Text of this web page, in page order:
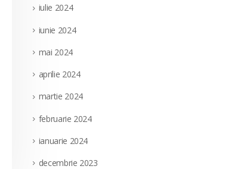
iulie 2024
iunie 2024
mai 2024
aprilie 2024
martie 2024
februarie 2024
ianuarie 2024
decembrie 2023